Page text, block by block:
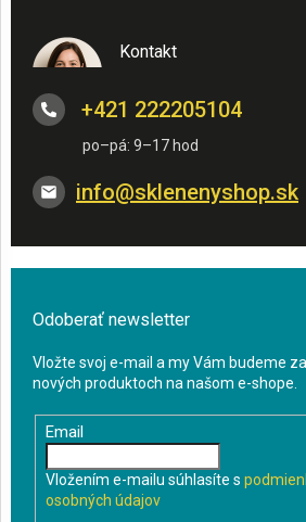
Kontakt
info@sklenenyshop.sk
+421 222205104
Odoberať newsletter
Vložte svoj e-mail a my Vám budeme
nových produktoch na našom e-shope.
Email
Vložením e-mailu súhlasíte s
osobných údajov